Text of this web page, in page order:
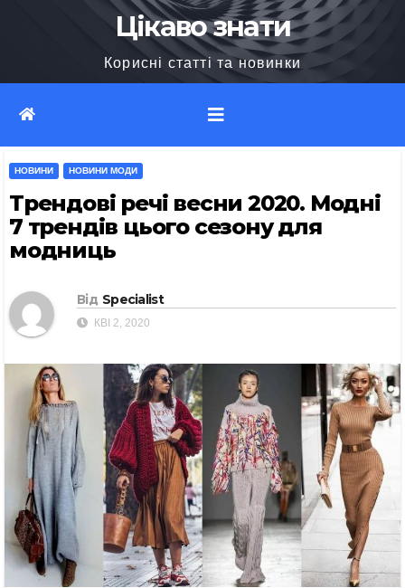
Цікаво знати
Корисні статті та новинки
НОВИНИ НОВИНИ МОДИ
Трендові речі весни 2020. Модні
7 трендів цього сезону для
модниць
Від Specialist
КВІ 2, 2020